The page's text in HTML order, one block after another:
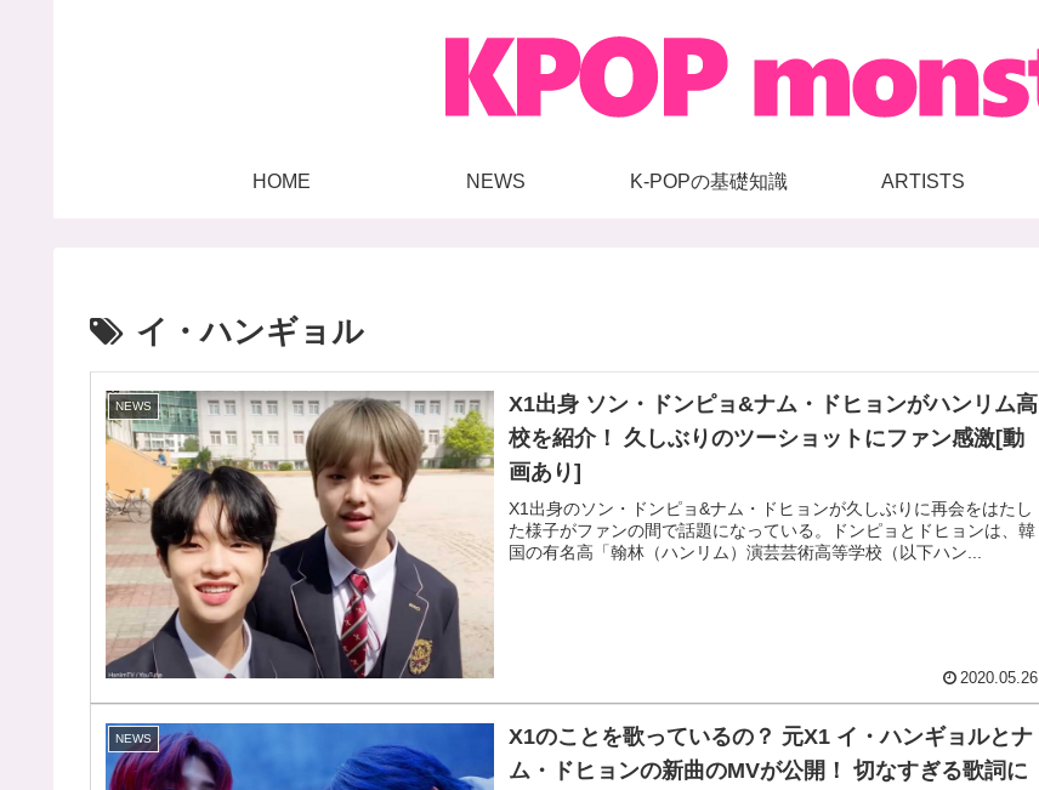
HOME NEWS K-POPの基礎知識 ARTISTS
イ・ハンギョル
NEWS
X1出身 ソン・ドンピョ&ナム・ドヒョンがハンリム高
校を紹介！ 久しぶりのツーショットにファン感激[動
画あり]
X1出身のソン・ドンピョ&ナム・ドヒョンが久しぶりに再会をはたし
た様子がファンの間で話題になっている。ドンピョとドヒョンは、韓
国の有名高「翰林（ハンリム）演芸芸術高等学校（以下ハン...
2020.05.26
NEWS
X1のことを歌っているの？ 元X1 イ・ハンギョルとナ
ム・ドヒョンの新曲のMVが公開！ 切なすぎる歌詞に